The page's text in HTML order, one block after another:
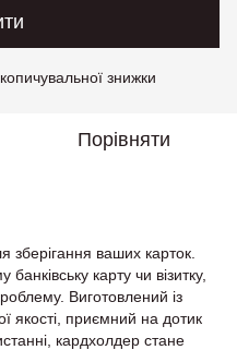
знижки
Порівняти
зберігання ваших карток.
карту чи візитку,
Виготовлений із
якості, приємний на дотик
кардхолдер стане